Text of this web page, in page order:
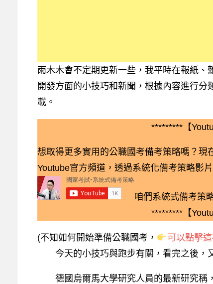
雨木木會不定期更新一些，我平時在報紙
開發方面的小技巧和新聞，根據內容進行
載。
*********【
想取得更多實用的公職國考備考策略嗎？
Youtube官方頻道，透過系統化備考策略影
咱們系統式備考策
*********【
(不知如何開始準備公職國考，
可以點擊
今天的小技巧與跑步有關，看完之後，
德國烏爾馬大學研究人員的最新研究稱，